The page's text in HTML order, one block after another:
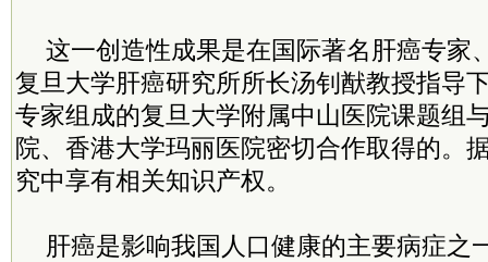
这一创造性成果是在国际著名肝癌专家
复旦大学肝癌研究所所长汤钊猷教授指导
专家组成的复旦大学附属中山医院课题组
院、香港大学玛丽医院密切合作取得的。
究中享有相关知识产权。
肝癌是影响我国人口健康的主要病症之